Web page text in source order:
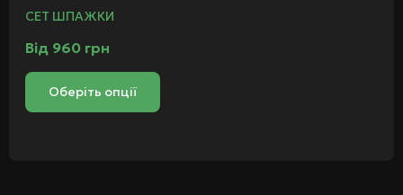
СЕТ ШПАЖКИ
Від 960 грн
Оберіть опції